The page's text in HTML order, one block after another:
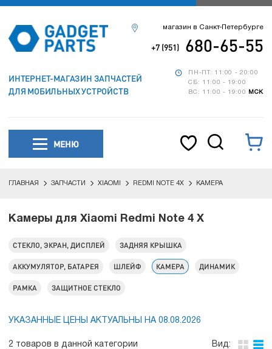
ИНТЕРНЕТ-МАГАЗИН ЗАПЧАСТЕЙ
ДЛЯ МОБИЛЬНЫХ УСТРОЙСТВ
ПН-ПТ: 11:00 - 20:00
СБ: 11:00 - 19:00
ВС: 11:00 - 19:00
МСК
магазин в Санкт-Петербурге
+7 (951) 680-65-55
МЕНЮ
ГЛАВНАЯ ЗАПЧАСТИ XIAOMI REDMI NOTE 4X КАМЕРА
Камеры для Xiaomi Redmi Note 4 X
СТЕКЛО, ЭКРАН, ДИСПЛЕЙ ЗАДНЯЯ КРЫШКА
АККУМУЛЯТОР, БАТАРЕЯ ШЛЕЙФ КАМЕРА ДИНАМИК
РАМКА ЗАЩИТНОЕ СТЕКЛО
УКАЗАННЫЕ ЦЕНЫ АКТУАЛЬНЫ НА 08.08.2026
2 товаров в данной категории Вид: